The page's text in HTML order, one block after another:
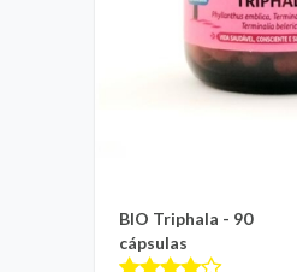
BIO Triphala - 90
cápsulas